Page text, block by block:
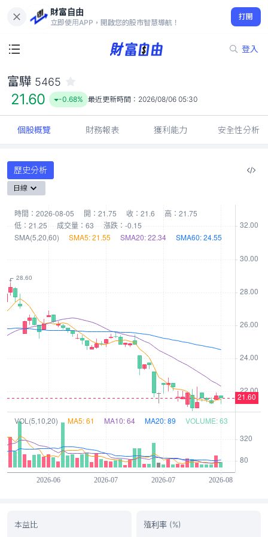
財富自由
立即使用APP，開啟您的股市智慧導航！
打開
登入
21.60
-0.68%
富驊 5465
21.60 -0.68% 最近更新時間： 2026/08/06 05:30
個股概覽 財務報表 獲利能力 安全性分析
歷史分析
日線
本益比 殖利率 (%)